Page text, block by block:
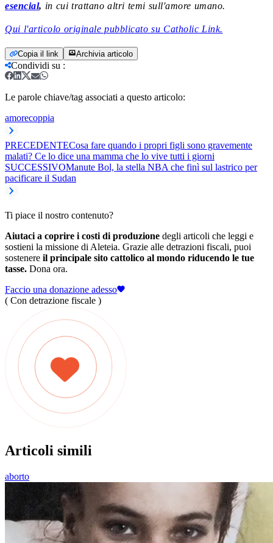
esencial, in cui trattano altri temi sull'amore umano.
Qui l'articolo originale pubblicato su Catholic Link.
Copia il link Archivia articolo
Condividi su :
Le parole chiave/tag associati a questo articolo:
amorecoppia
PRECEDENTECosa fare quando i propri figli sono gravemente
malati? Ce lo dice una mamma che lo vive tutti i giorni
SUCCESSIVOManute Bol, la stella NBA che finì sul lastrico per
pacificare il Sudan
Ti piace il nostro contenuto?
Aiutaci a coprire i costi di produzione degli articoli che leggi e
sostieni la missione di Aleteia. Grazie alle detrazioni fiscali, puoi
sostenere il principale sito cattolico al mondo riducendo le tue
tasse. Dona ora.
Faccio una donazione adesso
( Con detrazione fiscale )
Articoli simili
aborto